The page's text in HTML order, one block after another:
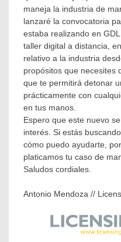
maneja la industria de
lanzaré la convocatoria
estaba realizando en
taller digital a distancia,
relativo a la industria
propósitos que necesites
que te permitirá detonar
prácticamente con
en tus manos.
Espero que este nuevo
interés. Si estás
cómo puedo ayudarte,
platicamos tu caso de
Saludos cordiales.
Antonio Mendoza //